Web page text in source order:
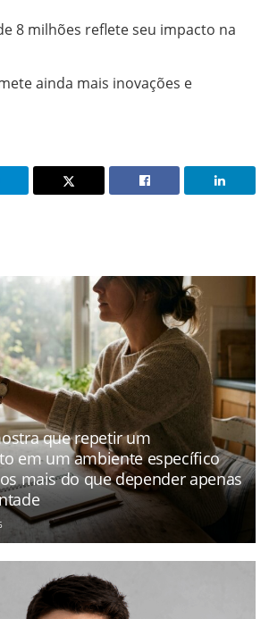
8 milhões reflete seu impacto na
ainda mais inovações e
que repetir um
em um ambiente específico
mais do que depender apenas